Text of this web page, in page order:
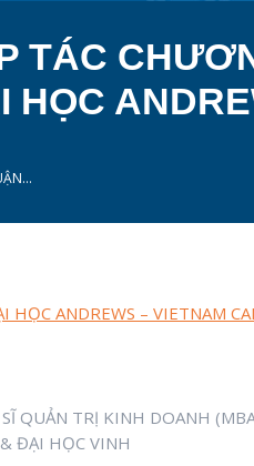
TÁC
QUẢN TRỊ KINH DOANH
ĐẠI HỌC VINH